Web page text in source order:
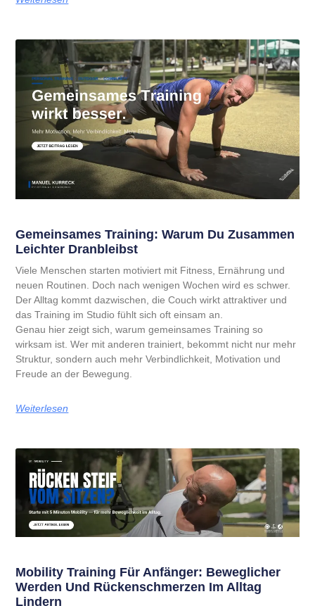
Gemeinsames Training: Warum Du Zusammen
Leichter Dranbleibst
Viele Menschen starten motiviert mit Fitness, Ernährung und
neuen Routinen. Doch nach wenigen Wochen wird es schwer.
Der Alltag kommt dazwischen, die Couch wirkt attraktiver und
das Training im Studio fühlt sich oft einsam an.
Genau hier zeigt sich, warum gemeinsames Training so
wirksam ist. Wer mit anderen trainiert, bekommt nicht nur mehr
Struktur, sondern auch mehr Verbindlichkeit, Motivation und
Freude an der Bewegung.
Weiterlesen
Mobility Training Für Anfänger: Beweglicher
Werden Und Rückenschmerzen Im Alltag
Lindern